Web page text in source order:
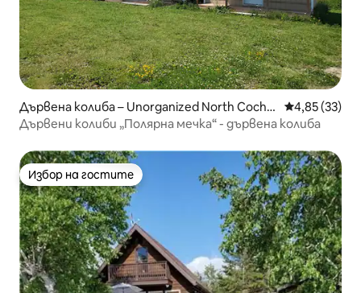
Дървена колиба – Unorganized North Cochra
ne District
Средна
4,85 (33)
Дървени колиби „Полярна мечка“ - дървена колиба
Избор на гостите
Избор на гостите